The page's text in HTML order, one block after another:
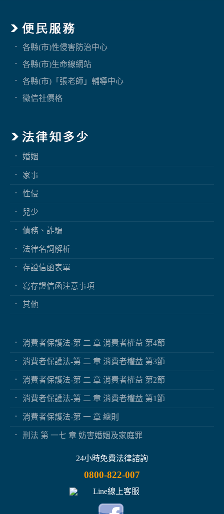
各縣(市)性侵害防治中心
各縣(市)生命線網站
各縣(市)「張老師」輔導中心
徵信社價格
婚姻
家事
性侵
兒少
債務、詐騙
法律名詞解析
存證信函表單
寫存證信函注意事項
其他
消費者保護法-第 二 章 消費者權益 第4節
消費者保護法-第 二 章 消費者權益 第3節
消費者保護法-第 二 章 消費者權益 第2節
消費者保護法-第 二 章 消費者權益 第1節
消費者保護法-第 一 章 總則
刑法 第 一七 章 妨害婚姻及家庭罪
24小時免費法律諮詢
0800-822-007